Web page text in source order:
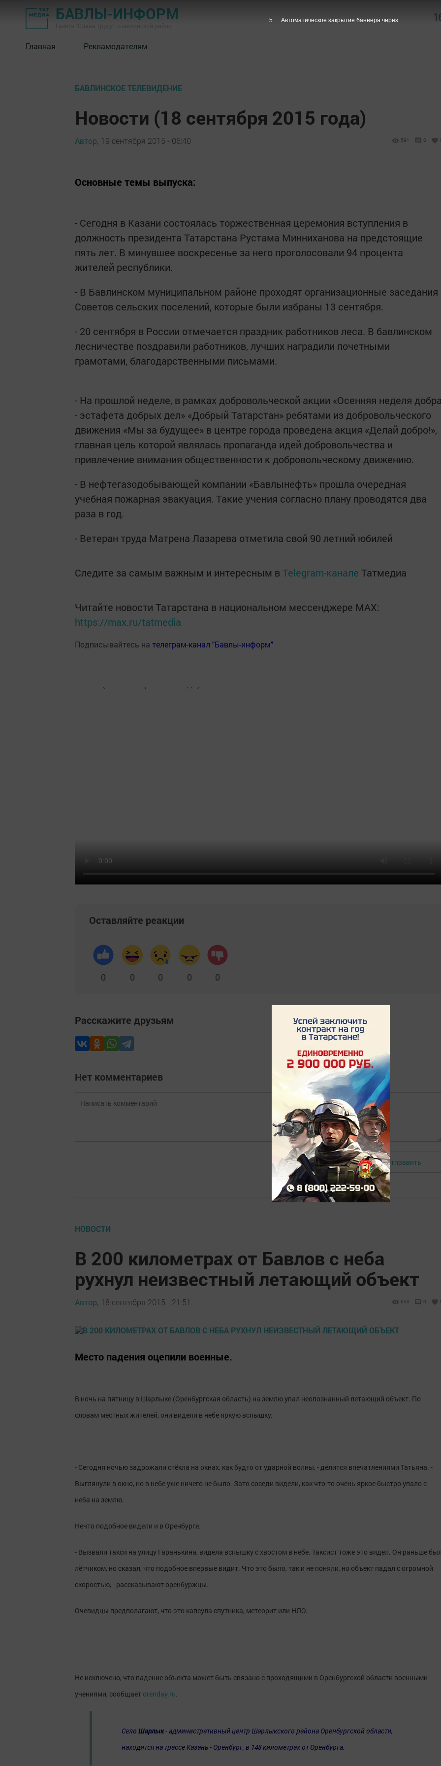
БАВЛЫ-ИНФОРМ
Главная Рекламодателям
БАВЛИНСКОЕ ТЕЛЕВИДЕНИЕ
Новости (18 сентября 2015 года)
Автор, 19 сентября 2015 - 06:40 591 0
Основные темы выпуска:
- Сегодня в Казани состоялась торжественная церемония вступления в
должность президента Татарстана Рустама Минниханова на предстоящие
пять лет. В минувшее воскресенье за него проголосовали 94 процента
жителей республики.
- В Бавлинском муниципальном районе проходят организационные заседания
Советов сельских поселений, которые были избраны 13 сентября.
- 20 сентября в России отмечается праздник работников леса. В бавлинском
лесничестве поздравили работников, лучших наградили почетными
грамотами, благодарственными письмами.
- На прошлой неделе, в рамках добровольческой акции «Осенняя неделя
- эстафета добрых дел» «Добрый Татарстан» ребятами из добровольческого
движения «Мы за будущее» в центре города проведена акция «Делай добро!»,
главная цель которой являлась пропаганда идей добровольчества и
привлечение внимания общественности к добровольческому движению.
- В нефтегазодобывающей компании «Бавлынефть» прошла очередная
учебная пожарная эвакуация. Такие учения согласно плану проводятся два
раза в год.
- Ветеран труда Матрена Лазарева отметила свой 90 летний юбилей
Следите за самым важным и интересным в Telegram-канале Татмедиа
Читайте новости Татарстана в национальном мессенджере MАХ:
https://max.ru/tatmedia
Подписывайтесь на телеграм-канал "Бавлы-информ"
Оставляйте реакции
0 0 0 0 0
Расскажите друзьям
Нет комментариев
Авторизоваться Отправить
НОВОСТИ
В 200 километрах от Бавлов с неба
рухнул неизвестный летающий объект
Автор, 18 сентября 2015 - 21:51 650 0
Место падения оцепили военные.
В ночь на пятницу в Шарлыке (Оренбургская область) на землю упал неопознанный летающий объект. По
словам местных жителей, они видели в небе яркую вспышку.
- Сегодня ночью задрожали стёкла на окнах, как будто от ударной волны, - делится впечатлениями Татьяна. -
Выглянули в окно, но в небе уже ничего не было. Зато соседи видели, как что-то очень яркое быстро упало с
неба на землю.
Нечто подобное видели и в Оренбурге.
- Вызвали такси на улицу Гаранькина, видела вспышку с хвостом в небе. Таксист тоже это видел. Он раньше
лётчиком, но сказал, что подобное впервые видит. Что это было, так и не поняли, но объект падал с огромной
скоростью, - рассказывают оренбуржцы.
Очевидцы предполагают, что это капсула спутника, метеорит или НЛО.
Не исключено, что падение объекта может быть связано с проходящими в Оренбургской области военными
учениями, сообщает orenday.ru.
Село Шарлык- административный центр Шарлыкского района Оренбургской области,
находится на трассе Казань - Оренбург, в 148 километрах от Оренбурга.
5 Автоматическое закрытие баннера через